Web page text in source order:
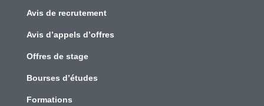
Avis de recrutement
Avis d’appels d’offres
Offres de stage
Bourses d’études
Formations